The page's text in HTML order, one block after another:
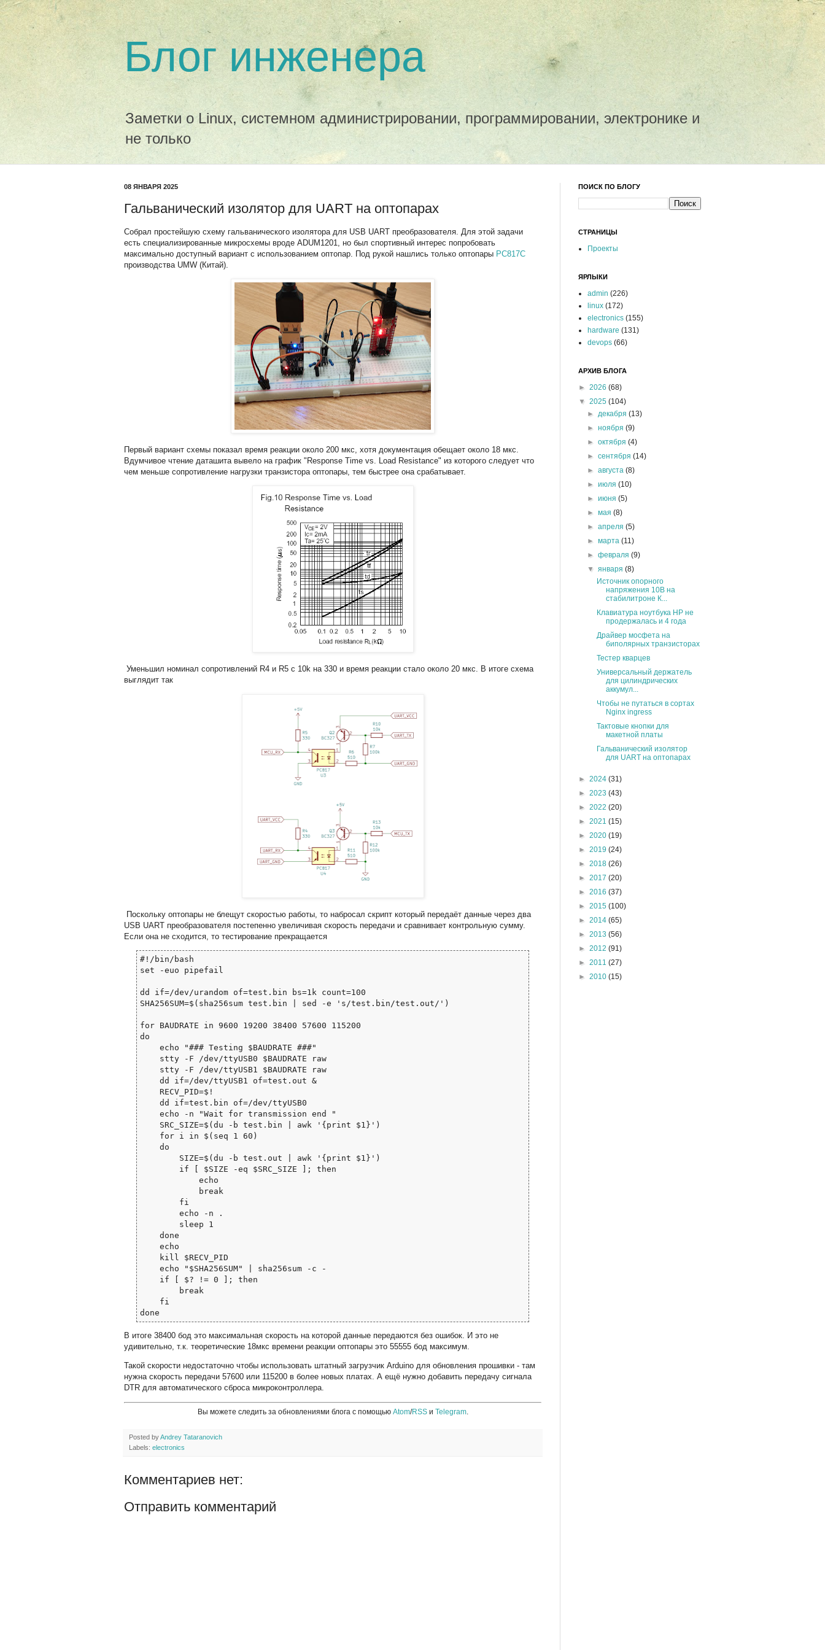
Блог инженера
Заметки о Linux, системном администрировании, программировании, электронике и
не только
08 ЯНВАРЯ 2025
Гальванический изолятор для UART на оптопарах
Собрал простейшую схему гальванического изолятора для USB UART преобразователя. Для этой задачи
есть специализированные микросхемы вроде ADUM1201, но был спортивный интерес попробовать
максимально доступный вариант с использованием оптопар. Под рукой нашлись только оптопары PC817C
производства UMW (Китай).
Первый вариант схемы показал время реакции около 200 мкс, хотя документация обещает около 18 мкс.
Вдумчивое чтение даташита вывело на график "Response Time vs. Load Resistance" из которого следует что
чем меньше сопротивление нагрузки транзистора оптопары, тем быстрее она срабатывает.
Уменьшил номинал сопротивлений R4 и R5 с 10k на 330 и время реакции стало около 20 мкс. В итоге схема
выглядит так
Поскольку оптопары не блещут скоростью работы, то набросал скрипт который передаёт данные через два
USB UART преобразователя постепенно увеличивая скорость передачи и сравнивает контрольную сумму.
Если она не сходится, то тестирование прекращается
#!/bin/bash
set -euo pipefail
dd if=/dev/urandom of=test.bin bs=1k count=100
SHA256SUM=$(sha256sum test.bin | sed -e 's/test.bin/test.out/')
for BAUDRATE in 9600 19200 38400 57600 115200
do
В итоге 38400 бод это максимальная скорость на которой данные передаются без ошибок. И это не
удивительно, т.к. теоретические 18мкс времени реакции оптопары это 55555 бод максимум.
Такой скорости недостаточно чтобы использовать штатный загрузчик Arduino для обновления прошивки - там
нужна скорость передачи 57600 или 115200 в более новых платах. А ещё нужно добавить передачу сигнала
DTR для автоматического сброса микроконтроллера.
Вы можете следить за обновлениями блога с помощью Atom/RSSи Telegram.
Posted byAndrey Tataranovich
Labels: electronics
Комментариев нет:
Отправить комментарий
ПОИСК ПО БЛОГУ
СТРАНИЦЫ
Проекты
ЯРЛЫКИ
admin (226)
linux (172)
electronics (155)
hardware (131)
devops (66)
АРХИВ БЛОГА
► 2026 (68)
▼ 2025 (104)
►декабря(13)
►ноября(9)
►октября(4)
►сентября(14)
►августа(8)
►июля(10)
►июня(5)
►мая(8)
►апреля(5)
►марта(11)
►февраля(9)
▼января(8)
Источник опорного
напряжения 10В на
стабилитроне К...
Клавиатура ноутбука HP не
продержалась и 4 года
Драйвер мосфета на
биполярных транзисторах
Тестер кварцев
Универсальный держатель
для цилиндрических
аккумул...
Чтобы не путаться в сортах
Nginx ingress
Тактовые кнопки для
макетной платы
Гальванический изолятор
для UART на оптопарах
► 2024 (31)
► 2023 (43)
► 2022 (20)
► 2021 (15)
► 2020 (19)
► 2019 (24)
► 2018 (26)
► 2017 (20)
► 2016 (37)
► 2015 (100)
► 2014 (65)
► 2013 (56)
► 2012 (91)
► 2011 (27)
► 2010 (15)